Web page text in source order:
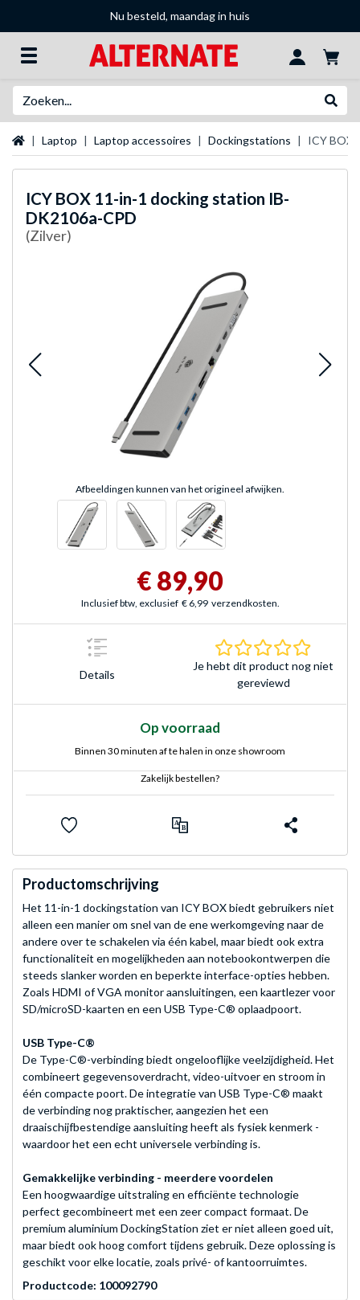
Nu besteld, maandag in huis
Startpagina
Laptop Laptop accessoires Dockingstations ICY BOX
ICY BOX 11-in-1 docking station IB-
DK2106a-CPD
(Zilver)
Afbeeldingen kunnen van het origineel afwijken.
€ 89,90
Inclusief btw, exclusief € 6,99 verzendkosten.
Details
Je hebt dit product nog niet
gereviewd
Op voorraad
Binnen 30 minuten af te halen in onze showroom
Zakelijk bestellen?
Productomschrijving
Het 11-in-1 dockingstation van ICY BOX biedt gebruikers niet
alleen een manier om snel van de ene werkomgeving naar de
andere over te schakelen via één kabel, maar biedt ook extra
functionaliteit en mogelijkheden aan notebookontwerpen die
steeds slanker worden en beperkte interface-opties hebben.
Zoals HDMI of VGA monitor aansluitingen, een kaartlezer voor
SD/microSD-kaarten en een USB Type-C® oplaadpoort.
USB Type-C®
De Type-C®-verbinding biedt ongelooflijke veelzijdigheid. Het
combineert gegevensoverdracht, video-uitvoer en stroom in
één compacte poort. De integratie van USB Type-C® maakt
de verbinding nog praktischer, aangezien het een
draaischijfbestendige aansluiting heeft als fysiek kenmerk -
waardoor het een echt universele verbinding is.
Gemakkelijke verbinding - meerdere voordelen
Een hoogwaardige uitstraling en efficiënte technologie
perfect gecombineert met een zeer compact formaat. De
premium aluminium DockingStation ziet er niet alleen goed uit,
maar biedt ook hoog comfort tijdens gebruik. Deze oplossing is
geschikt voor elke locatie, zoals privé- of kantoorruimtes.
Productcode: 100092790